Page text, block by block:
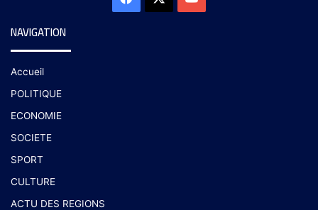
NAVIGATION
Accueil
POLITIQUE
ECONOMIE
SOCIETE
SPORT
CULTURE
ACTU DES REGIONS